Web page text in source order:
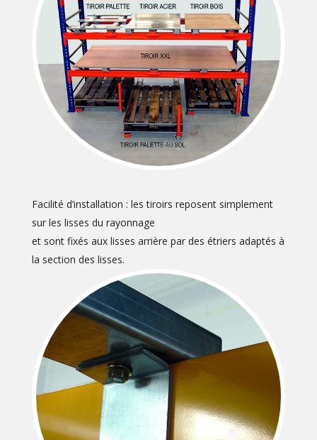
Facilité d’installation : les tiroirs reposent simplement
sur les lisses du rayonnage
et sont fixés aux lisses arrière par des étriers adaptés à
la section des lisses.